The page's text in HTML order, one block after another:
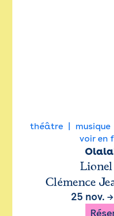
théâtre musique
voir en
Clémence
25 nov. →